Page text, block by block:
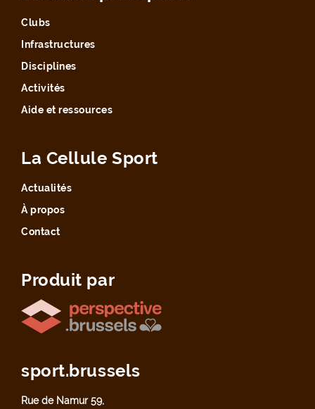
Clubs
Infrastructures
Disciplines
Activités
Aide et ressources
La Cellule Sport
Actualités
À propos
Contact
Produit par
sport.brussels
Rue de Namur 59,